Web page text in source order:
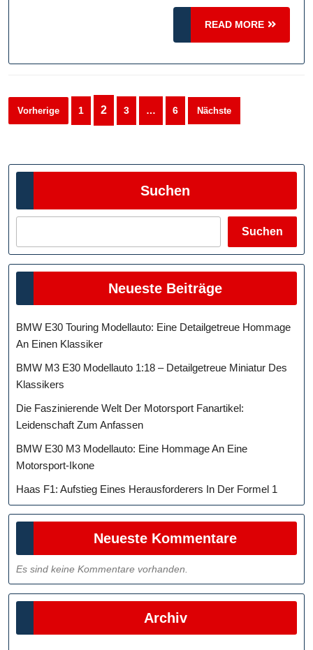
READ MORE
READ
MORE
Seitennummerierung
der
Vorherige 1 2 3 … 6 Nächste
Suchen
Suchen
Neueste Beiträge
BMW E30 Touring Modellauto: Eine Detailgetreue Hommage
An Einen Klassiker
BMW M3 E30 Modellauto 1:18 – Detailgetreue Miniatur Des
Klassikers
Die Faszinierende Welt Der Motorsport Fanartikel:
Leidenschaft Zum Anfassen
BMW E30 M3 Modellauto: Eine Hommage An Eine
Motorsport-Ikone
Haas F1: Aufstieg Eines Herausforderers In Der Formel 1
Neueste Kommentare
Es sind keine Kommentare vorhanden.
Archiv